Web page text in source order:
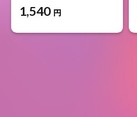
1,540 円